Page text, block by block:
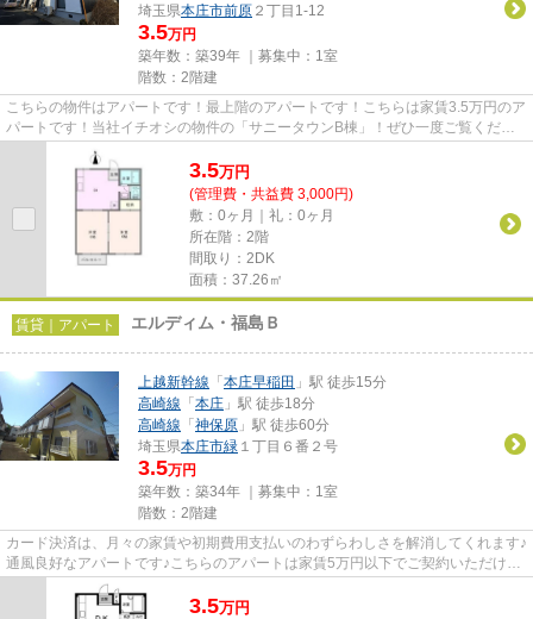
埼玉県本庄市前原 ２丁目1-12
3.5万円
築年数：築39年 ｜募集中： 1室
階数：2階建
こちらの物件はアパートです！最上階のアパートです！こちらは家賃3.5万円のア
パートです！当社イチオシの物件の「サニータウンB棟」！ぜひ一度ご覧くださ
い！本庄市エリアにある賃貸...
3.5万円
(管理費・共益費 3,000円)
敷：0ヶ月｜礼：0ヶ月
所在階：2階
間取り：2DK
面積：37.26㎡
賃貸｜アパート エルディム・福島Ｂ
上越新幹線 「 本庄早稲田 」駅 徒歩15分
高崎線 「 本庄 」駅 徒歩18分
高崎線 「 神保原 」駅 徒歩60分
埼玉県本庄市緑 １丁目６番２号
3.5万円
築年数：築34年 ｜募集中： 1室
階数：2階建
カード決済は、月々の家賃や初期費用支払いのわずらわしさを解消してくれます♪
通風良好なアパートです♪こちらのアパートは家賃5万円以下でご契約いただけま
す♪「エルディム・福島B」の...
3.5万円